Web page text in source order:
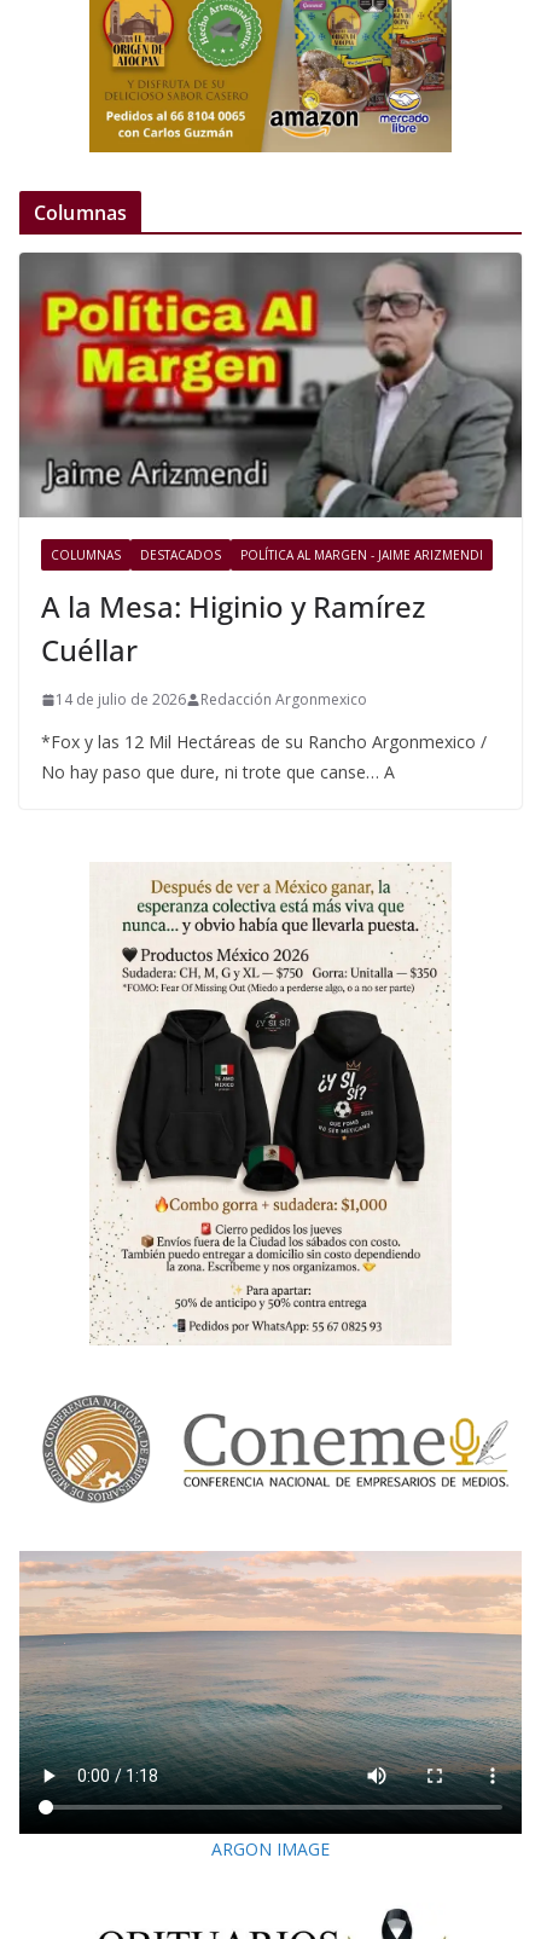
Columnas
COLUMNAS DESTACADOS POLÍTICA AL MARGEN - JAIME ARIZMENDI
A la Mesa: Higinio y Ramírez
Cuéllar
14 de julio de 2026 Redacción Argonmexico
*Fox y las 12 Mil Hectáreas de su Rancho Argonmexico /
No hay paso que dure, ni trote que canse… A
ARGON IMAGE